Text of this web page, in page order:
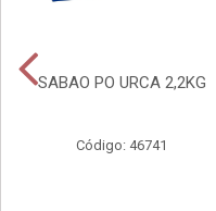
SABAO PO URCA 2,2KG
Código: 46741